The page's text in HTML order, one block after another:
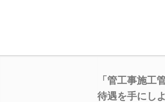
「管工事施工
待遇を手にし